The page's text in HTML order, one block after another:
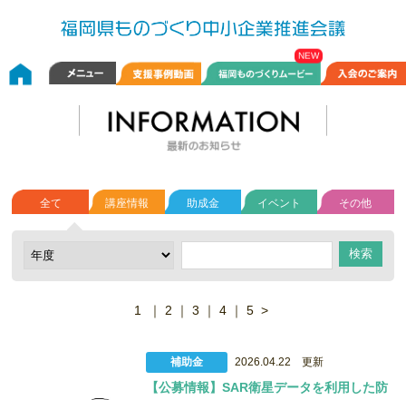
全て 講座情報 助成金 イベント その他
1 ｜ 2 ｜ 3 ｜ 4｜ 5 >
補助金 2026.04.22 更新
【公募情報】SAR衛星データを利用した防